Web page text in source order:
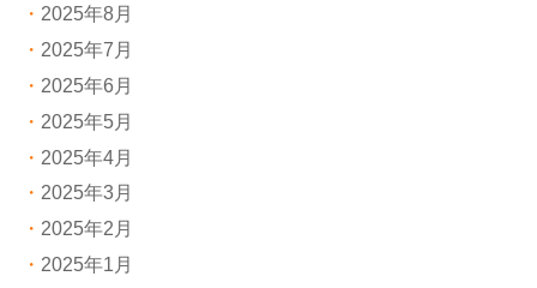
2025年8月
2025年7月
2025年6月
2025年5月
2025年4月
2025年3月
2025年2月
2025年1月